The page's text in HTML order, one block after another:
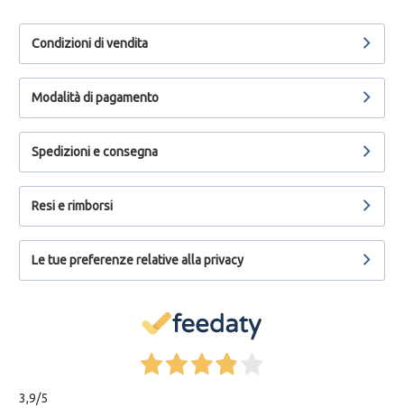
Condizioni di vendita
Modalità di pagamento
Spedizioni e consegna
Resi e rimborsi
Le tue preferenze relative alla privacy
3,9/5